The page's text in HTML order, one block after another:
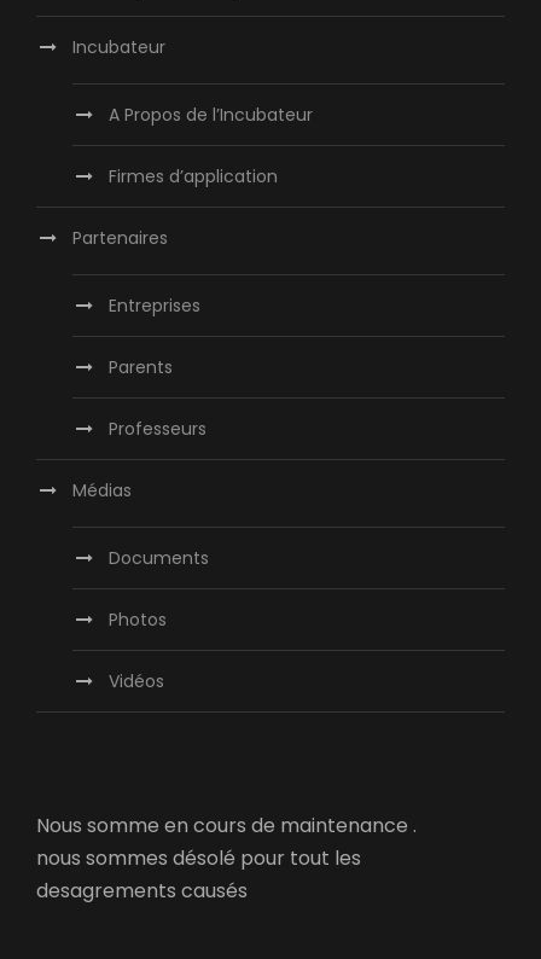
Incubateur
A Propos de l’Incubateur
Firmes d’application
Partenaires
Entreprises
Parents
Professeurs
Médias
Documents
Photos
Vidéos
Nous somme en cours de maintenance .
nous sommes désolé pour tout les
desagrements causés